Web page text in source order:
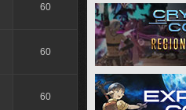
60
60
60